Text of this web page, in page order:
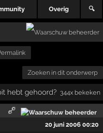
Overig 🔍
Zoeken in dit onderwerp
hebt gehoord? 344x bekeken
20 juni 2006 00:20